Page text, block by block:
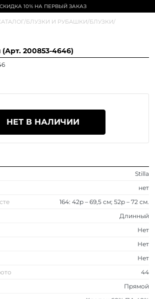
СКИДКА 10% НА ПЕРВЫЙ ЗАКАЗ
/БЛУЗКИ И РУБАШКИ/БЛУЗКИ/
200853-4646)
НЕТ В НАЛИЧИИ
Stilla
нет
164: 42р – 69,5 см; 52р – 72 см.
Длинный
Нет
Нет
Нет
44
Прямой